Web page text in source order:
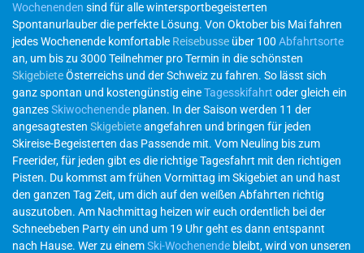
Wochenenden sind für alle wintersportbegeisterten
Spontanurlauber die perfekte Lösung. Von Oktober bis Mai fahren
jedes Wochenende komfortable Reisebusse über 100 Abfahrtsorte
an, um bis zu 3000 Teilnehmer pro Termin in die schönsten
SkigebieteÖsterreichs und der Schweiz zu fahren. So lässt sich
ganz spontan und kostengünstig eineTagesskifahrt oder gleich ein
ganzesSkiwochenende planen. In der Saison werden 11 der
angesagtesten Skigebieteangefahren und bringen für jeden
Skireise-Begeisterten das Passende mit. Vom Neuling bis zum
Freerider, für jeden gibt es die richtige Tagesfahrt mit den richtigen
Pisten. Du kommst am frühen Vormittag im Skigebiet an und hast
den ganzen Tag Zeit, um dich auf den weißen Abfahrten richtig
auszutoben. Am Nachmittag heizen wir euch ordentlich bei der
Schneebeben Party ein und um 19 Uhr geht es dann entspannt
nach Hause. Wer zu einemSki-Wochenende bleibt, wird von unseren